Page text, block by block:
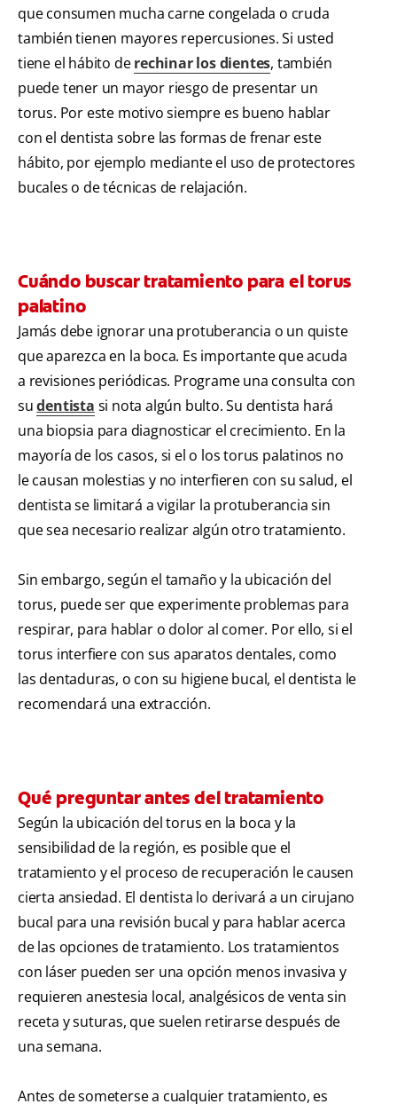
que consumen mucha carne congelada o cruda
también tienen mayores repercusiones. Si usted
tiene el hábito derechinar los dientes, también
puede tener un mayor riesgo de presentar un
torus. Por este motivo siempre es bueno hablar
con el dentista sobre las formas de frenar este
hábito, por ejemplo mediante el uso de protectores
bucales o de técnicas de relajación.
Cuándo buscar tratamiento para el torus
palatino
Jamás debe ignorar una protuberancia o un quiste
que aparezca en la boca. Es importante que acuda
a revisiones periódicas. Programe una consulta con
sudentista si nota algún bulto. Su dentista hará
una biopsia para diagnosticar el crecimiento. En la
mayoría de los casos, si el o los torus palatinos no
le causan molestias y no interfieren con su salud, el
dentista se limitará a vigilar la protuberancia sin
que sea necesario realizar algún otro tratamiento.
Sin embargo, según el tamaño y la ubicación del
torus, puede ser que experimente problemas para
respirar, para hablar o dolor al comer. Por ello, si el
torus interfiere con sus aparatos dentales, como
las dentaduras, o con su higiene bucal, el dentista le
recomendará una extracción.
Qué preguntar antes del tratamiento
Según la ubicación del torus en la boca y la
sensibilidad de la región, es posible que el
tratamiento y el proceso de recuperación le causen
cierta ansiedad. El dentista lo derivará a un cirujano
bucal para una revisión bucal y para hablar acerca
de las opciones de tratamiento. Los tratamientos
con láser pueden ser una opción menos invasiva y
requieren anestesia local, analgésicos de venta sin
receta y suturas, que suelen retirarse después de
una semana.
Antes de someterse a cualquier tratamiento, es